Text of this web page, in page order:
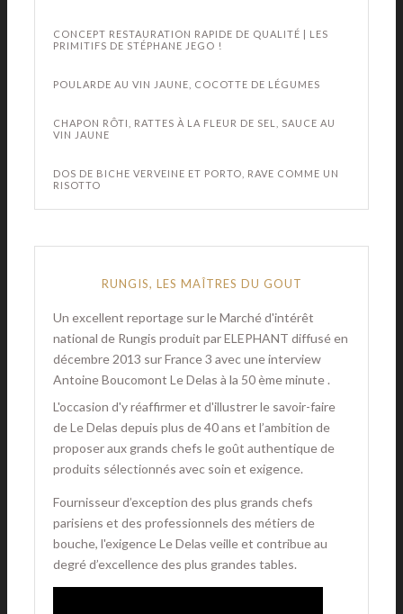
CONCEPT RESTAURATION RAPIDE DE QUALITÉ | LES
PRIMITIFS DE STÉPHANE JEGO !
POULARDE AU VIN JAUNE, COCOTTE DE LÉGUMES
CHAPON RÔTI, RATTES À LA FLEUR DE SEL, SAUCE AU
VIN JAUNE
DOS DE BICHE VERVEINE ET PORTO, RAVE COMME UN
RISOTTO
RUNGIS, LES MAÎTRES DU GOUT
Un excellent reportage sur le Marché d'intérêt
national de Rungis produit par ELEPHANT diffusé en
décembre 2013 sur France 3 avec une interview
Antoine Boucomont Le Delas à la 50 ème minute .
L'occasion d'y réaffirmer et d'illustrer le savoir-faire
de Le Delas depuis plus de 40 ans et l’ambition de
proposer aux grands chefs le goût authentique de
produits sélectionnés avec soin et exigence.
Fournisseur d’exception des plus grands chefs
parisiens et des professionnels des métiers de
bouche, l'exigence Le Delas veille et contribue au
degré d’excellence des plus grandes tables.